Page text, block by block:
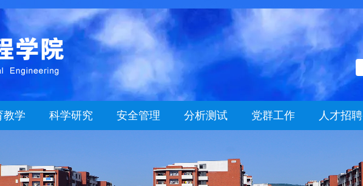
教学 科学研究 安全管理 分析测试 党群工作 人才招聘